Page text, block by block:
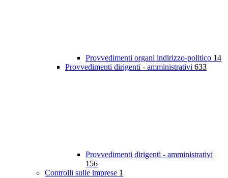
Provvedimenti organi indirizzo-politico 14
Provvedimenti dirigenti - amministrativi 633
Provvedimenti dirigenti - amministrativi
156
Controlli sulle imprese 1